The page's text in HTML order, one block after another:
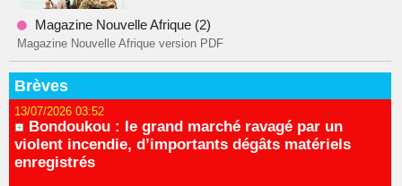
Magazine Nouvelle Afrique (2)
Magazine Nouvelle Afrique version PDF
Brèves
13/07/2026 03:52
Bondoukou : le grand marché ravagé par un
violent incendie, d’importants dégâts matériels
enregistrés